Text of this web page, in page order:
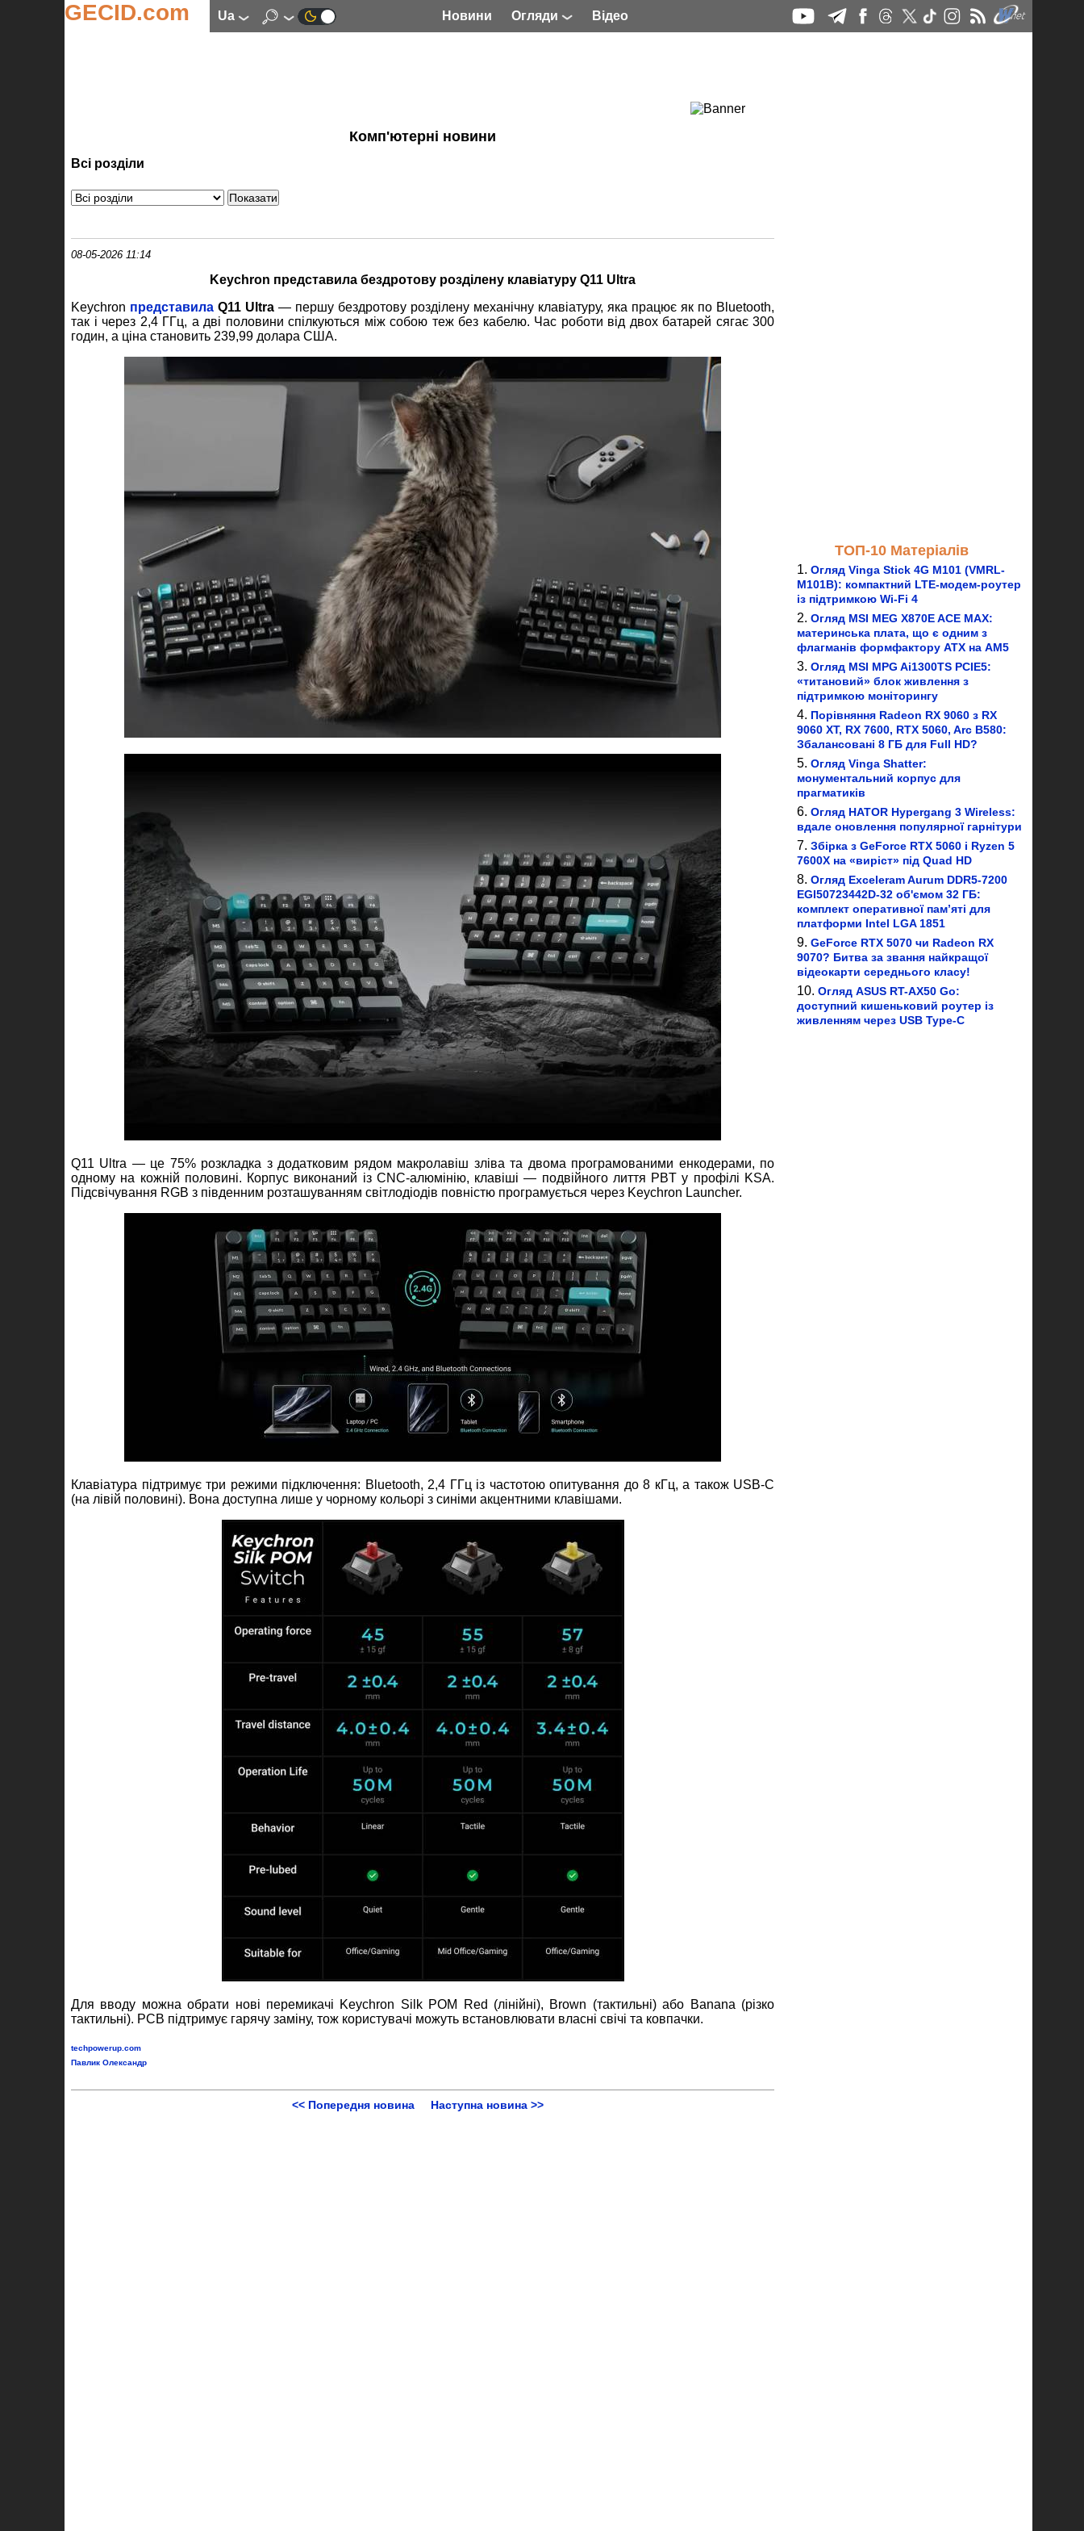
GECID.com ua Новини Огляди Відео
Комп'ютерні новини
Всі розділи
08-05-2026 11:14
Keychron представила бездротову розділену клавіатуру Q11 Ultra
Keychron представила Q11 Ultra — першу бездротову розділену механічну клавіатуру, яка працює як по Bluetooth,
так і через 2,4 ГГц, а дві половини спілкуються між собою теж без кабелю. Час роботи від двох батарей сягає 300
годин, а ціна становить 239,99 долара США.
Q11 Ultra — це 75% розкладка з додатковим рядом макролавіш зліва та двома програмованими енкодерами, по
одному на кожній половині. Корпус виконаний із CNC‑алюмінію, клавіші — подвійного лиття PBT у профілі KSA.
Підсвічування RGB з південним розташуванням світлодіодів повністю програмується через Keychron Launcher.
Клавіатура підтримує три режими підключення: Bluetooth, 2,4 ГГц із частотою опитування до 8 кГц, а також USB‑C
(на лівій половині). Вона доступна лише у чорному кольорі з синіми акцентними клавішами.
Для вводу можна обрати нові перемикачі Keychron Silk POM Red (лінійні), Brown (тактильні) або Banana (різко
тактильні). PCB підтримує гарячу заміну, тож користувачі можуть встановлювати власні свічі та ковпачки.
techpowerup.com
Павлик Олександр
<< Попередня новина Наступна новина >>
ТОП-10 Матеріалів
Огляд Vinga Stick 4G M101 (VMRL-
M101B): компактний LTE-модем-роутер
із підтримкою Wi-Fi 4
Огляд MSI MEG X870E ACE MAX:
материнська плата, що є одним з
флагманів формфактору ATX на AM5
Огляд MSI MPG Ai1300TS PCIE5:
«титановий» блок живлення з
підтримкою моніторингу
Порівняння Radeon RX 9060 з RX
9060 XT, RX 7600, RTX 5060, Arc B580:
Збалансовані 8 ГБ для Full HD?
Огляд Vinga Shatter:
монументальний корпус для
прагматиків
Огляд HATOR Hypergang 3 Wireless:
вдале оновлення популярної гарнітури
Збірка з GeForce RTX 5060 і Ryzen 5
7600X на «виріст» під Quad HD
Огляд Exceleram Aurum DDR5-7200
EGI50723442D-32 об'ємом 32 ГБ:
комплект оперативної пам’яті для
платформи Intel LGA 1851
GeForce RTX 5070 чи Radeon RX
9070? Битва за звання найкращої
відеокарти середнього класу!
Огляд ASUS RT-AX50 Go:
доступний кишеньковий роутер із
живленням через USB Type-C